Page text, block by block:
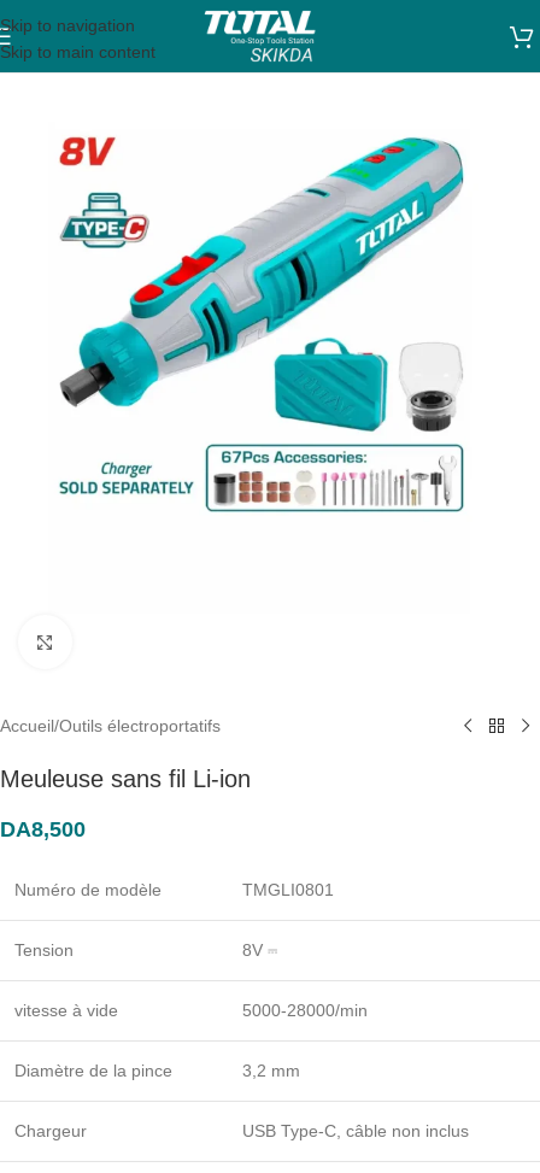
Skip to navigation
Skip to main content
Accueil/Outils électroportatifs
Meuleuse sans fil Li-ion
DA8,500
Numéro de modèle TMGLI0801
Tension 8V ⎓
vitesse à vide 5000-28000/min
Diamètre de la pince 3,2 mm
Chargeur USB Type-C, câble non inclus